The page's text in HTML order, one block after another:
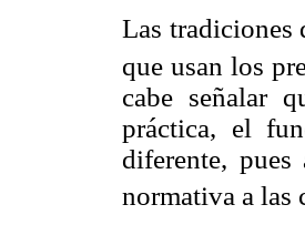
Las tradiciones
que usan los
cabe señalar
práctica, el
diferente,
normativa a las